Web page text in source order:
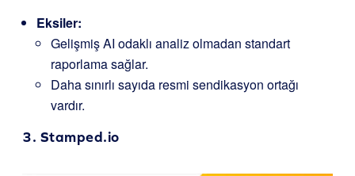
Eksiler:
Gelişmiş AI odaklı analiz olmadan standart
raporlama sağlar.
Daha sınırlı sayıda resmi sendikasyon ortağı
vardır.
3. Stamped.io